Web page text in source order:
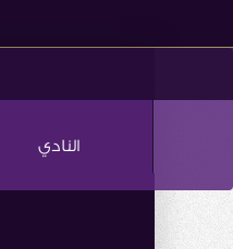
النادي